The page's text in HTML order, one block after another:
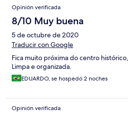
Opinión verificada
8/10 Muy buena
5 de octubre de 2020
Traducir con Google
Fica muito próxima do centro
Limpa e organizada.
EDUARDO, se hospedó 2 noches
Opinión verificada